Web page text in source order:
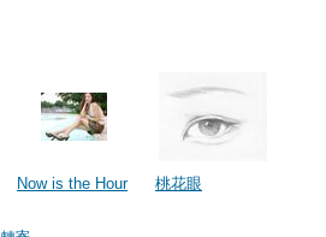
Now is the Hour 桃花眼